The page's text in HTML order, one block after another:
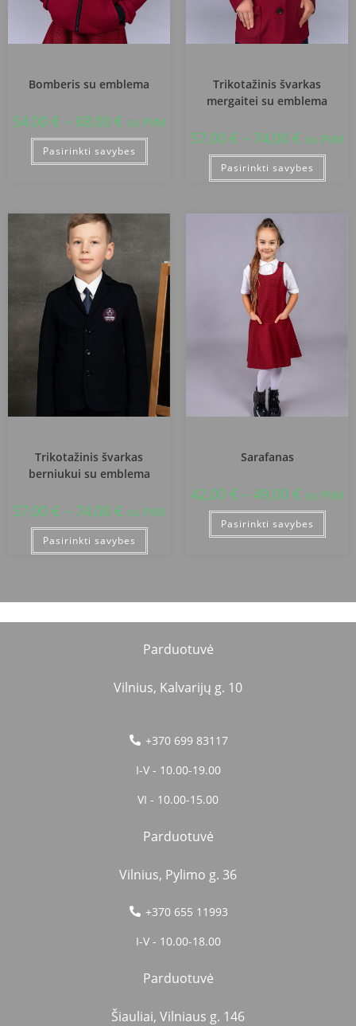
Bomberis su emblema
54,00 € – 68,00 € su PVM
Pasirinkti savybes
Trikotažinis švarkas
mergaitei su emblema
57,00 € – 74,00 € su PVM
Pasirinkti savybes
Trikotažinis švarkas
berniukui su emblema
57,00 € – 74,00 € su PVM
Pasirinkti savybes
Sarafanas
42,00 € – 49,00 € su PVM
Pasirinkti savybes
Parduotuvė
Vilnius, Kalvarijų g. 10
+370 699 83117
I-V - 10.00-19.00
VI - 10.00-15.00
Parduotuvė
Vilnius, Pylimo g. 36
+370 655 11993
I-V - 10.00-18.00
Parduotuvė
Šiauliai, Vilniaus g. 146